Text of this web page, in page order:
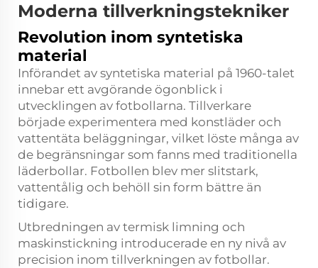
Moderna tillverkningstekniker
Revolution inom syntetiska
material
Införandet av syntetiska material på 1960-talet
innebar ett avgörande ögonblick i
utvecklingen av fotbollarna. Tillverkare
började experimentera med konstläder och
vattentäta beläggningar, vilket löste många av
de begränsningar som fanns med traditionella
läderbollar. Fotbollen blev mer slitstark,
vattentålig och behöll sin form bättre än
tidigare.
Utbredningen av termisk limning och
maskinstickning introducerade en ny nivå av
precision inom tillverkningen av fotbollar.